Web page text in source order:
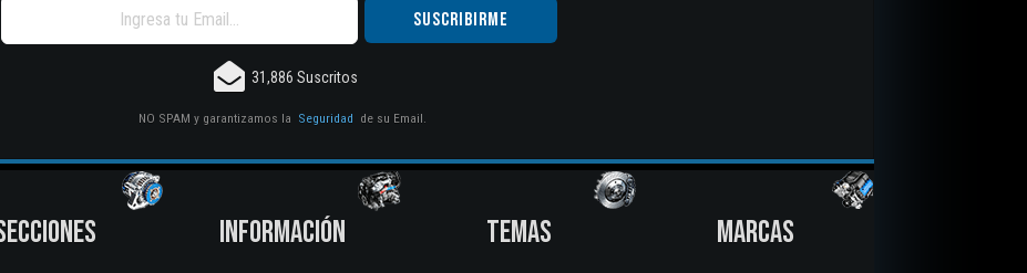
31,886 Suscritos
NO SPAM y garantizamos la Seguridad de su Email.
INFORMACIÓN TEMAS MARCAS